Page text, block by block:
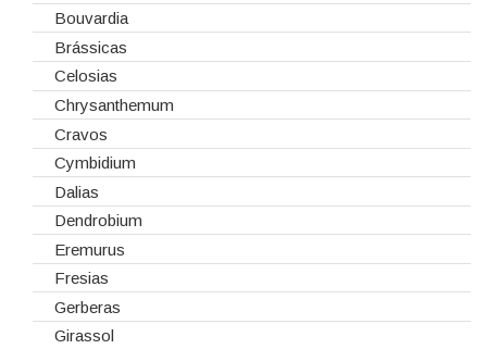
Fitas
Gaiolas
Lanternas
Madeiras
Spray
Tabuleiros/Bases
Telas/Tecidos
Vidros
Bouvardia
Brássicas
Celosias
Chrysanthemum
Cravos
Cymbidium
Dalias
Dendrobium
Eremurus
Fresias
Gerberas
Girassol